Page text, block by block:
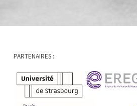
PARTENAIRES :